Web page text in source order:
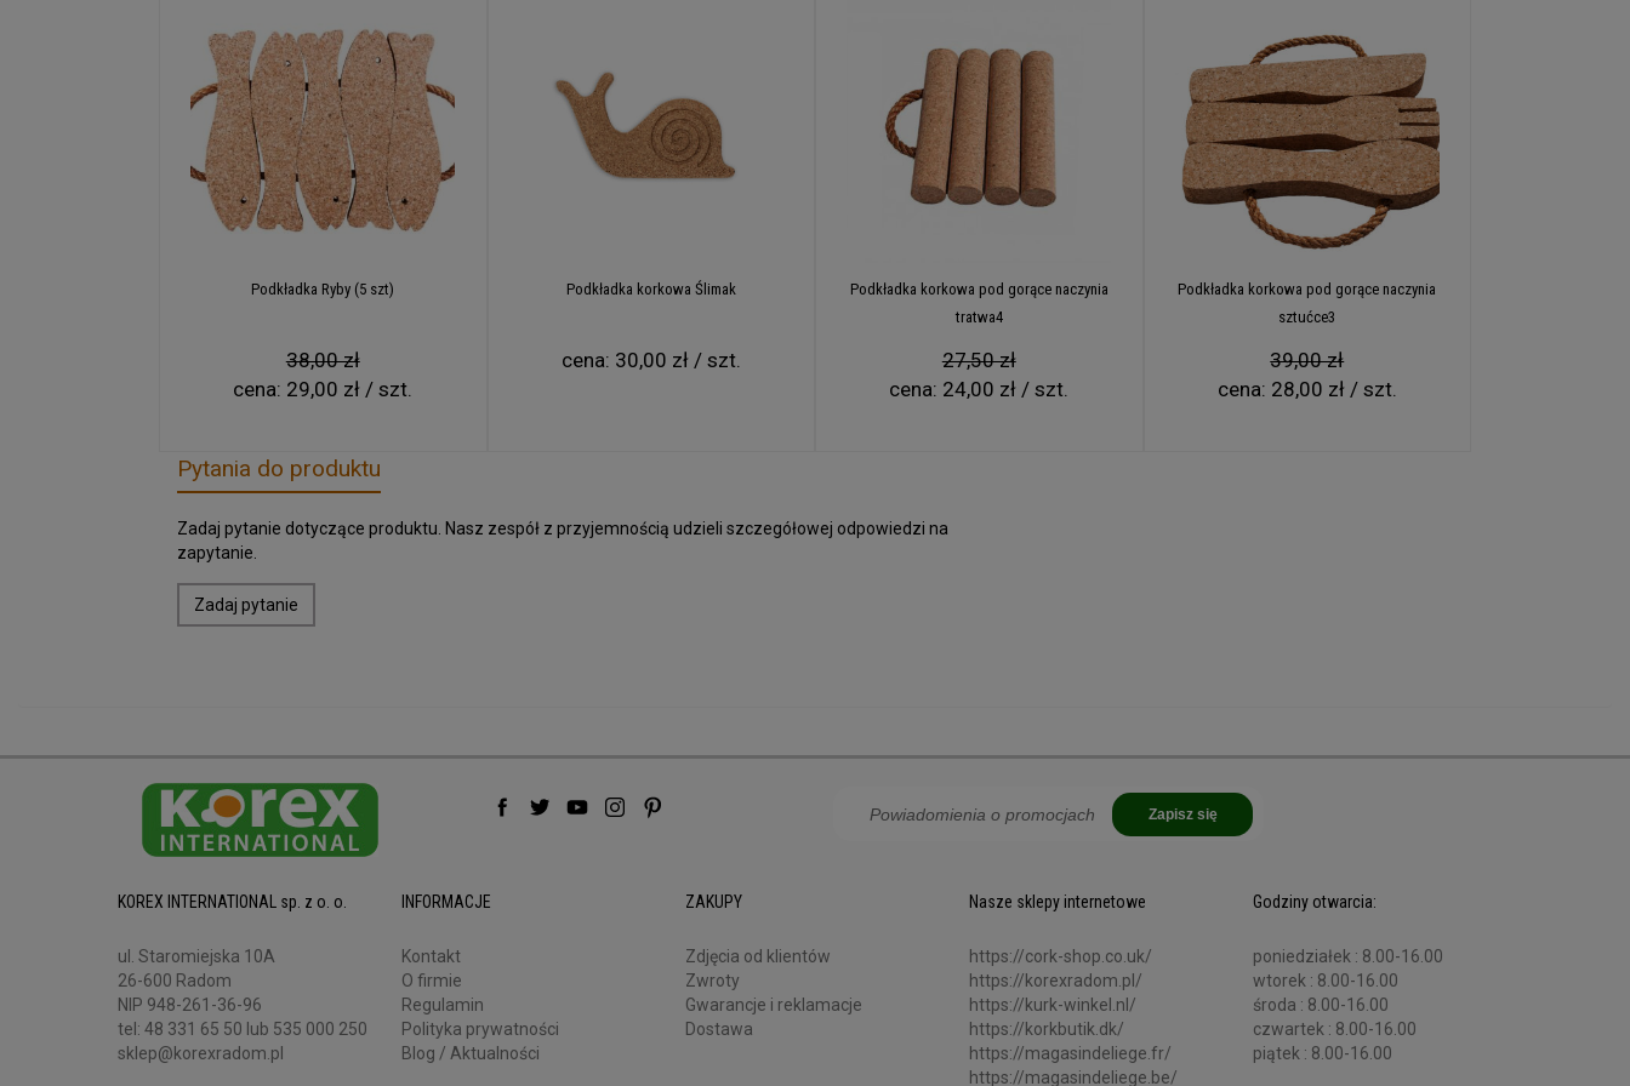
Podkładka Ryby (5 szt)
38,00 zł
cena: 29,00 zł / szt.
Podkładka korkowa Ślimak
cena: 30,00 zł / szt.
Podkładka korkowa pod gorące naczynia
tratwa4
27,50 zł
cena: 24,00 zł / szt.
Podkładka korkowa pod gorące naczynia
sztućce3
39,00 zł
cena: 28,00 zł / szt.
Pytania do produktu
Zadaj pytanie dotyczące produktu. Nasz zespół z przyjemnością udzieli szczegółowej odpowiedzi na
zapytanie.
Zadaj pytanie
Zapisz się
KOREX INTERNATIONAL sp. z o. o.
ul. Staromiejska 10A
26-600 Radom
NIP 948-261-36-96
tel: 48 331 65 50 lub 535 000 250
sklep@korexradom.pl
INFORMACJE
Kontakt
O firmie
Regulamin
Polityka prywatności
Blog / Aktualności
ZAKUPY
Zdjęcia od klientów
Zwroty
Gwarancje i reklamacje
Dostawa
Nasze sklepy internetowe
https://cork-shop.co.uk/
https://korexradom.pl/
https://kurk-winkel.nl/
https://korkbutik.dk/
https://magasindeliege.fr/
https://magasindeliege.be/
Godziny otwarcia:
poniedziałek : 8.00-16.00
wtorek : 8.00-16.00
środa : 8.00-16.00
czwartek : 8.00-16.00
piątek : 8.00-16.00